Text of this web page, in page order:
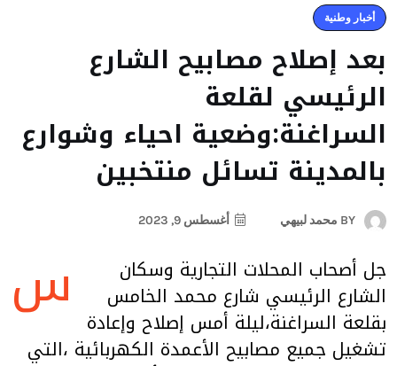
أخبار وطنية
بعد إصلاح مصابيح الشارع
الرئيسي لقلعة
السراغنة:وضعية احياء وشوارع
بالمدينة تسائل منتخبين
BY محمد لبيهي أغسطس 9, 2023
س جل أصحاب المحلات التجارية وسكان
الشارع الرئيسي شارع محمد الخامس
بقلعة السراغنة،ليلة أمس إصلاح وإعادة
تشغيل جميع مصابيح الأعمدة الكهربائية ،التي